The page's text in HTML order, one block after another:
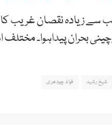
سے زیادہ نقصان غریب
شیخ رشید فواد چودھری